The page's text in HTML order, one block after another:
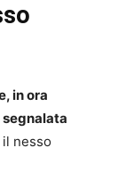
in ora
nesso